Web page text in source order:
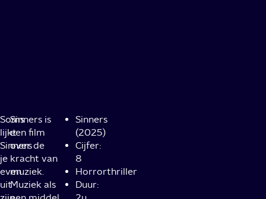
Soms
lijkt
Sinners
je
even
uit
Sinners is
een film
over de
kracht van
muziek.
Muziek als
Sinners
(2025)
Cijfer:
8
Horrorthriller
Duur: